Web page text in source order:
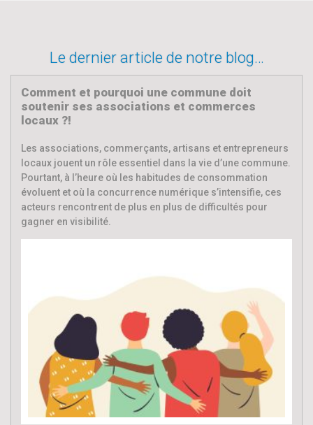
Le dernier article de notre blog…
Comment et pourquoi une commune doit
soutenir ses associations et commerces
locaux ?!
Les associations, commerçants, artisans et entrepreneurs
locaux jouent un rôle essentiel dans la vie d’une commune.
Pourtant, à l’heure où les habitudes de consommation
évoluent et où la concurrence numérique s’intensifie, ces
acteurs rencontrent de plus en plus de difficultés pour
gagner en visibilité.